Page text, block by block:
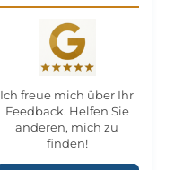
Ich freue mich über Ihr
Feedback. Helfen Sie
anderen, mich zu
finden!